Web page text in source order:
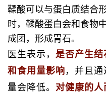
鞣酸可以与蛋白质结合
时，鞣酸蛋白会和食物
成团，形成胃石。
医生表示， 是否产生
和食用量影响，并且
量会降低。对健康的